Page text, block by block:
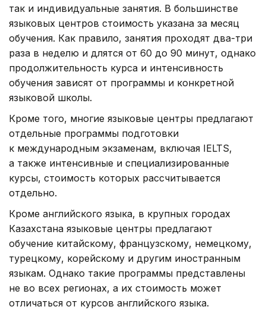
так и индивидуальные занятия. В большинстве
языковых центров стоимость указана за месяц
обучения. Как правило, занятия проходят два-три
раза в неделю и длятся от 60 до 90 минут, однако
продолжительность курса и интенсивность
обучения зависят от программы и конкретной
языковой школы.
Кроме того, многие языковые центры предлагают
отдельные программы подготовки
к международным экзаменам, включая IELTS,
а также интенсивные и специализированные
курсы, стоимость которых рассчитывается
отдельно.
Кроме английского языка, в крупных городах
Казахстана языковые центры предлагают
обучение китайскому, французскому, немецкому,
турецкому, корейскому и другим иностранным
языкам. Однако такие программы представлены
не во всех регионах, а их стоимость может
отличаться от курсов английского языка.